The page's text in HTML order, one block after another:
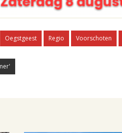
Oegstgeest Regio Voorschoten